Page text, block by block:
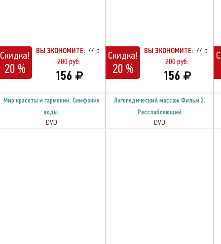
Скидка!
20 %
ВЫ ЭКОНОМИТЕ: 44 р.
200 руб.
156
Скидка!
20 %
ВЫ ЭКОНОМИТЕ: 44 р.
200 руб.
156
Мир красоты и гармонии. Симфония
воды.
DVD
Логопедический массаж Фильм 2.
Расслабляющий
DVD